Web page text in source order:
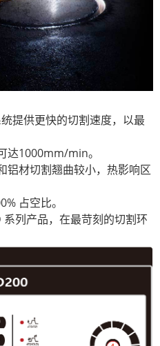
提供更快的切割速度，以最
达1000mm/min。
铝材切割翘曲较小，热影响区
占空比。
系列产品，在最苛刻的切割环